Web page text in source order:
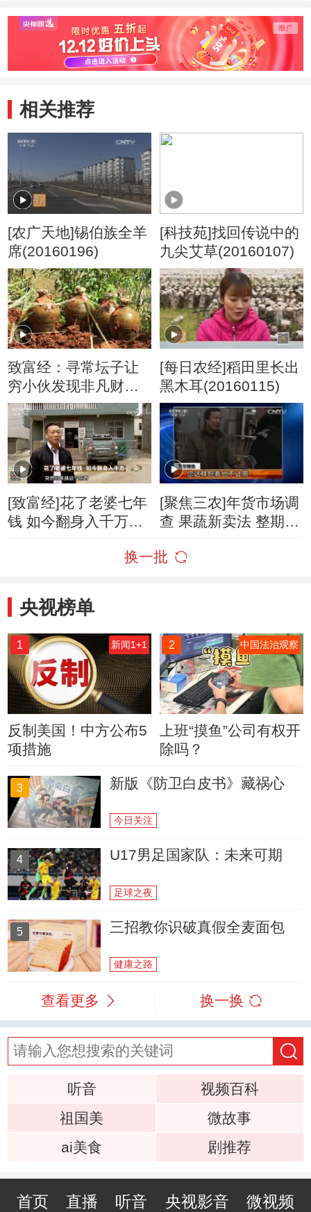
相关推荐
[农广天地]锡伯族全羊
席(20160196)
[科技苑]找回传说中的
九尖艾草(20160107)
致富经：寻常坛子让
穷小伙发现非凡财富
5月3日
[每日农经]稻田里长出
黑木耳(20160115)
[致富经]花了老婆七年
钱 如今翻身入千万
[聚焦三农]年货市场调
查 果蔬新卖法 整期视
换一批
央视榜单
1 新闻1+1
反制美国！中方公布5
项措施
2 中国法治观察
上班“摸鱼”公司有权开
除吗？
3 新版《防卫白皮书》藏祸心
今日关注
4 U17男足国家队：未来可期
足球之夜
5 三招教你识破真假全麦面包
健康之路
查看更多 换一换
听音
视频百科
祖国美
微故事
ai美食
剧推荐
首页 直播 听音 央视影音 微视频